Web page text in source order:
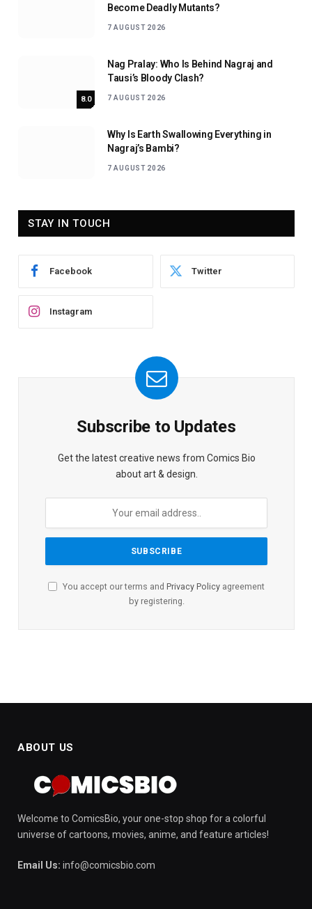
Become Deadly Mutants?
7 AUGUST 2026
8.0
Nag Pralay: Who Is Behind Nagraj and
Tausi’s Bloody Clash?
7 AUGUST 2026
Why Is Earth Swallowing Everything in
Nagraj’s Bambi?
7 AUGUST 2026
STAY IN TOUCH
Facebook Twitter
Instagram
Subscribe to Updates
Get the latest creative news from Comics Bio
about art & design.
You accept our terms and Privacy Policy agreement
by registering.
ABOUT US
Welcome to ComicsBio, your one-stop shop for a colorful
universe of cartoons, movies, anime, and feature articles!
Email Us: info@comicsbio.com